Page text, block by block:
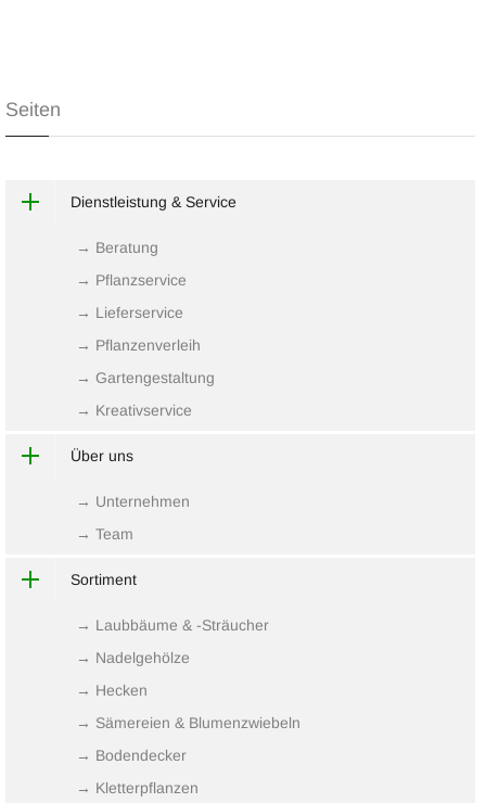
Seiten
Dienstleistung & Service
→ Beratung
→ Pflanzservice
→ Lieferservice
→ Pflanzenverleih
→ Gartengestaltung
→ Kreativservice
Über uns
→ Unternehmen
→ Team
Sortiment
→ Laubbäume & -Sträucher
→ Nadelgehölze
→ Hecken
→ Sämereien & Blumenzwiebeln
→ Bodendecker
→ Kletterpflanzen